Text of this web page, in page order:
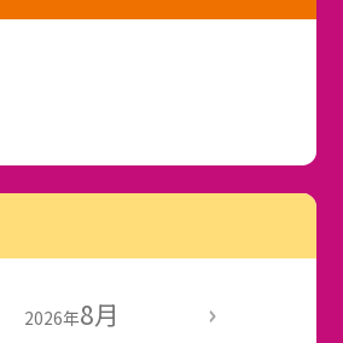
2026年8月